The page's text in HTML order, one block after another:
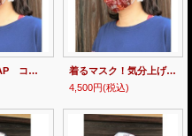
夏マスク＆CAP コーデ きんとと家オリジナル！
着るマスク！気分上げて！マスクコーデ きんとと家オリジナル！
4,500円(税込)